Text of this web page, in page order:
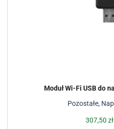
Pozostałe,
Moduł Wi-Fi USB do
307,50 zł